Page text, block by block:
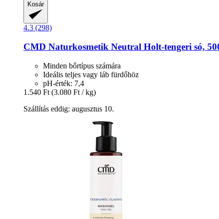
Kosár
4.3 (298)
CMD Naturkosmetik Neutral Holt-​tengeri só,
Minden bőrtípus számára
Ideális teljes vagy láb fürdőhöz
pH-érték: 7,4
1.540 Ft (3.080 Ft / kg)
Szállítás eddig: augusztus 10.